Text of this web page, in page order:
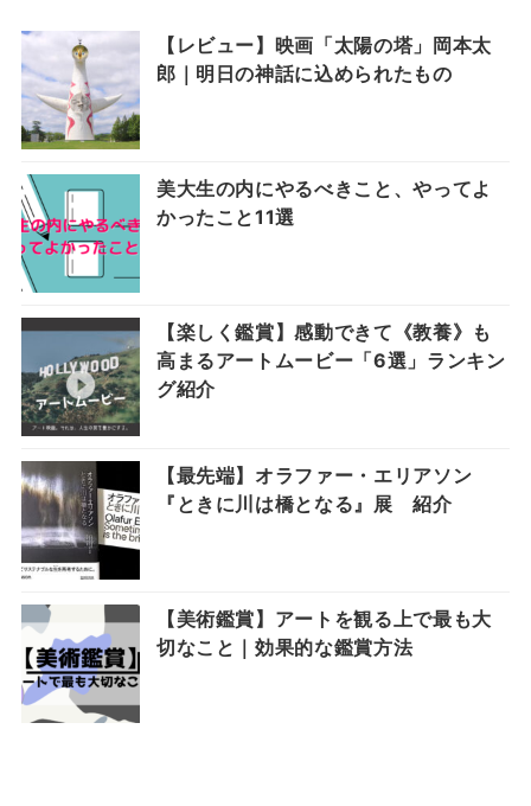
【レビュー】映画「太陽の塔」岡本太
郎｜明日の神話に込められたもの
美大生の内にやるべきこと、やってよ
かったこと11選
【楽しく鑑賞】感動できて《教養》も
高まるアートムービー「6選」ランキン
グ紹介
【最先端】オラファー・エリアソン
『ときに川は橋となる』展 紹介
【美術鑑賞】アートを観る上で最も大
切なこと｜効果的な鑑賞方法